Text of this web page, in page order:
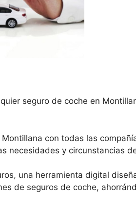
seguro de coche en
con todas las
necesidades y circunstancias
una herramienta digital
de seguros de coche,